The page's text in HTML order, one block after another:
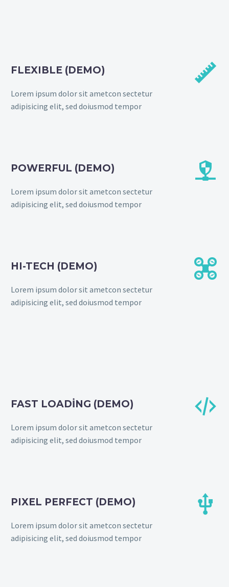
FLEXIBLE (DEMO)
Lorem ipsum dolor sit ametcon sectetur
adipisicing elit, sed doiusmod tempor


POWERFUL (DEMO)
Lorem ipsum dolor sit ametcon sectetur
adipisicing elit, sed doiusmod tempor


HI-TECH (DEMO)
Lorem ipsum dolor sit ametcon sectetur
adipisicing elit, sed doiusmod tempor


FAST LOADING (DEMO)
Lorem ipsum dolor sit ametcon sectetur
adipisicing elit, sed doiusmod tempor


PIXEL PERFECT (DEMO)
Lorem ipsum dolor sit ametcon sectetur
adipisicing elit, sed doiusmod tempor

